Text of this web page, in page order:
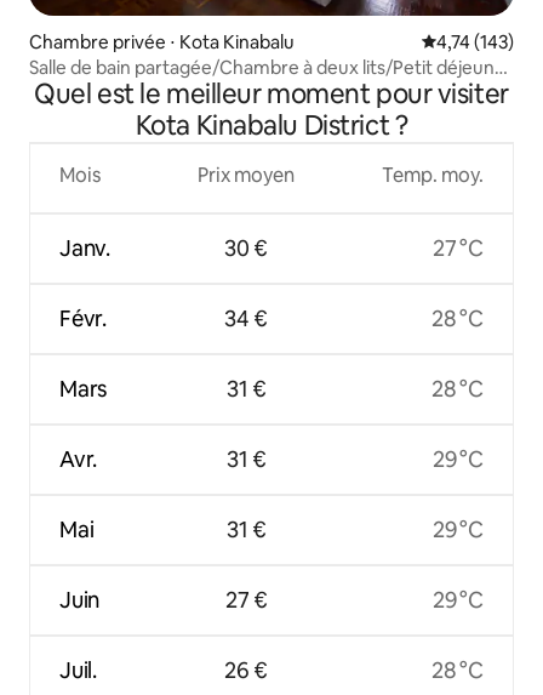
Chambre privée ⋅ Kota Kinabalu Évaluation
4,74 (143)
Salle de bain partagée/Chambre à deux lits/Petit déjeuner
gratuit
Quel est le meilleur moment pour visiter
Kota Kinabalu District ?
Mois
Janv.
Févr.
Mars
Avr.
Mai
Juin
Juil.
Prix moyen
30 €
34 €
31 €
31 €
31 €
27 €
26 €
Temp. moy.
27 °C
28 °C
28 °C
29 °C
29 °C
29 °C
28 °C